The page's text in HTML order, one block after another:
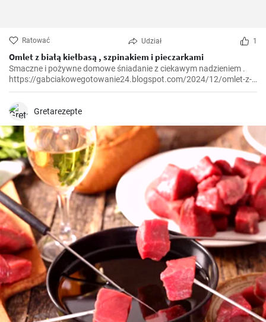
Ratować Udział 1
Omlet z białą kiełbasą , szpinakiem i pieczarkami
Smaczne i pożywne domowe śniadanie z ciekawym nadzieniem .
https://gabciakowegotowanie24.blogspot.com/2024/12/omlet-z-
biaa-kiebasa-szpinakiem-i.html
Gretarezepte